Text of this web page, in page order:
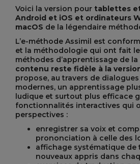
Voici la version pour tablettes
Android et iOS et ordinateurs
macOS de la légendaire
L’e-méthode Assimil est
et la méthodologie qui ont fait
méthodes d’apprentissage de
contenu reste fidèle à la
propose, au travers de
modernes, un apprentissage
ludique et surtout plus efficace
fonctionnalités interactives qui
perspectives :
enregistrer sa voix et
prononciation à celle des
affichage systématique de
nouveaux appris dans